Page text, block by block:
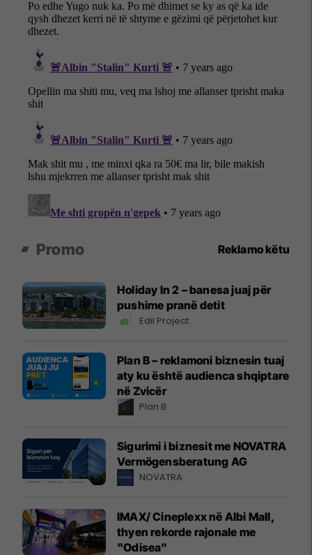
Promo Reklamo këtu
Holiday In 2 – banesa juaj për
pushime pranë detit
Edil Project
Plan B – reklamoni biznesin tuaj
aty ku është audienca shqiptare
në Zvicër
Plan B
Sigurimi i biznesit me NOVATRA
Vermögensberatung AG
NOVATRA
IMAX/ Cineplexx në Albi Mall,
thyen rekorde rajonale me
"Odisea"